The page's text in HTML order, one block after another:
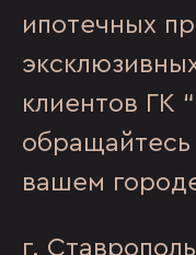
ипотечных
клиентов ГК
вашем
г.